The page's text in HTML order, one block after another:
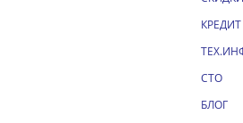
СТО
БЛОГ